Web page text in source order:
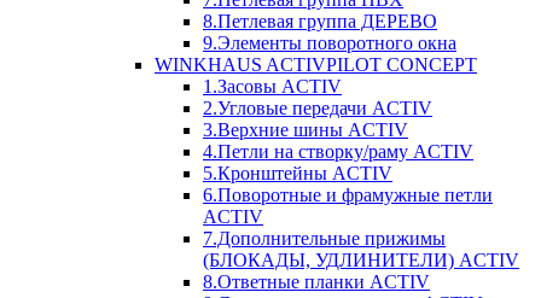
8.Петлевая группа ДЕРЕВО
9.Элементы поворотного окна
WINKHAUS ACTIVPILOT CONCEPT
1.Засовы ACTIV
2.Угловые передачи ACTIV
3.Верхние шины ACTIV
4.Петли на створку/раму ACTIV
5.Кронштейны ACTIV
6.Поворотные и фрамужные петли
ACTIV
7.Дополнительные прижимы
(БЛОКАДЫ, УДЛИНИТЕЛИ) ACTIV
8.Ответные планки ACTIV